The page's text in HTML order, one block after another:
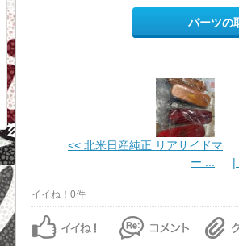
パーツの
<< 北米日産純正 リアサイドマ
ー ...
|
イイね！0件